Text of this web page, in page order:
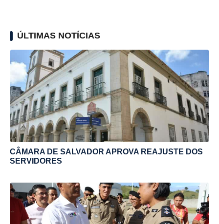
ÚLTIMAS NOTÍCIAS
CÂMARA DE SALVADOR APROVA REAJUSTE DOS
SERVIDORES